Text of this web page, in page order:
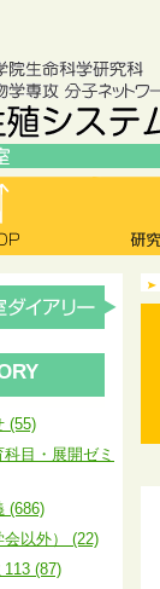
(55)
目・展開ゼミ
(686)
会以外） (22)
113 (87)